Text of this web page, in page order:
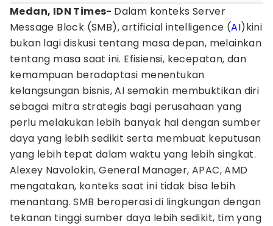
Medan, IDN Times- Dalam konteks Server
Message Block (SMB), artificial intelligence (AI)kini
bukan lagi diskusi tentang masa depan, melainkan
tentang masa saat ini. Efisiensi, kecepatan, dan
kemampuan beradaptasi menentukan
kelangsungan bisnis, AI semakin membuktikan diri
sebagai mitra strategis bagi perusahaan yang
perlu melakukan lebih banyak hal dengan sumber
daya yang lebih sedikit serta membuat keputusan
yang lebih tepat dalam waktu yang lebih singkat.
Alexey Navolokin, General Manager, APAC, AMD
mengatakan, konteks saat ini tidak bisa lebih
menantang. SMB beroperasi di lingkungan dengan
tekanan tinggi sumber daya lebih sedikit, tim yang